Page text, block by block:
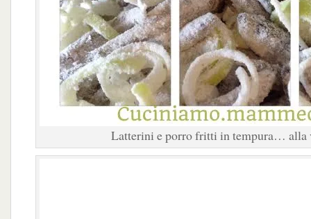
Latterini e porro fritti in tempura… alla